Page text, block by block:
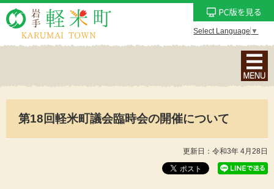
Select Language ▼
ナ
ビ
ン
メ
第18回軽米町議会臨時会の開催について
更新日：令和3年 4月28日